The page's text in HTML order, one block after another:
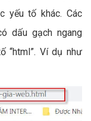
yếu tố khác. Các
dấu gạch ngang
“html”. Ví dụ như